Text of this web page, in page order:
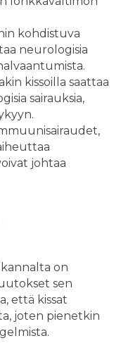
kohdistuva
neurologisia
kissoilla saattaa
sairauksia,
johtaa
on
sen
että kissat
joten pienetkin